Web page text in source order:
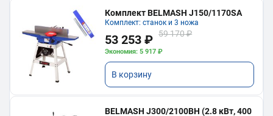
Комплект BELMASH J150/1170SA
Комплект: станок и 3 ножа
53 253 ₽ 59 170 ₽
Экономия: 5 917 ₽
В корзину
BELMASH J300/2100ВH (2.8 кВт, 400